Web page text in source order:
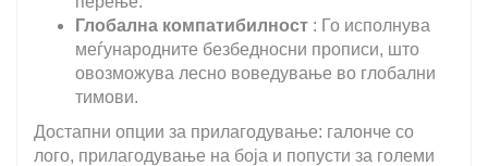
Глобална компатибилност : Го исполнува
меѓународните безбедносни прописи, што
овозможува лесно воведување во глобални
тимови.
Достапни опции за прилагодување: галонче со
лого, прилагодување на боја и попусти за големи